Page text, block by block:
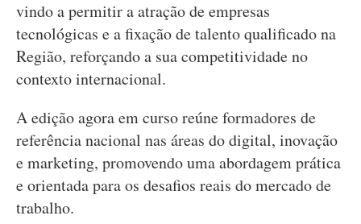
vindo a permitir a atração de empresas
tecnológicas e a fixação de talento qualificado na
Região, reforçando a sua competitividade no
contexto internacional.
A edição agora em curso reúne formadores de
referência nacional nas áreas do digital, inovação
e marketing, promovendo uma abordagem prática
e orientada para os desafios reais do mercado de
trabalho.